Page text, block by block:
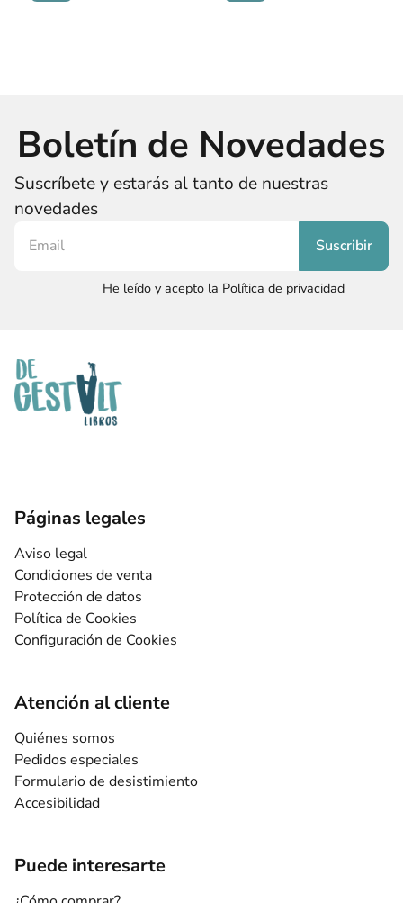
Boletín de Novedades
Suscríbete y estarás al tanto de nuestras
novedades
He leído y acepto la Política de privacidad
Páginas legales
Aviso legal
Condiciones de venta
Protección de datos
Política de Cookies
Configuración de Cookies
Atención al cliente
Quiénes somos
Pedidos especiales
Formulario de desistimiento
Accesibilidad
Puede interesarte